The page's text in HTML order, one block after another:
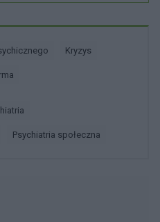
Kryzys
Psychiatria społeczna